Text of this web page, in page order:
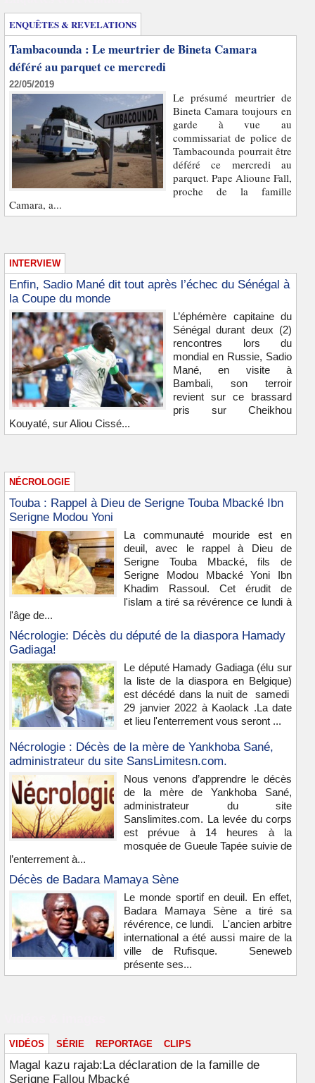
ENQUÊTES & REVELATIONS
Tambacounda : Le meurtrier de Bineta Camara
déféré au parquet ce mercredi
22/05/2019
Le présumé meurtrier de
Bineta Camara toujours en
garde à vue au
commissariat de police de
Tambacounda pourrait être
déféré ce mercredi au
parquet. Pape Alioune Fall,
proche de la famille
Camara, a...
INTERVIEW
Enfin, Sadio Mané dit tout après l’échec du Sénégal à
la Coupe du monde
L’éphémère capitaine du
Sénégal durant deux (2)
rencontres lors du
mondial en Russie, Sadio
Mané, en visite à
Bambali, son terroir
revient sur ce brassard
pris sur Cheikhou
Kouyaté, sur Aliou Cissé...
NÉCROLOGIE
Touba : Rappel à Dieu de Serigne Touba Mbacké Ibn
Serigne Modou Yoni
La communauté mouride est en
deuil, avec le rappel à Dieu de
Serigne Touba Mbacké, fils de
Serigne Modou Mbacké Yoni Ibn
Khadim Rassoul. Cet érudit de
l'islam a tiré sa révérence ce lundi à
l'âge de...
Nécrologie: Décès du député de la diaspora Hamady
Gadiaga!
Le député Hamady Gadiaga (élu sur
la liste de la diaspora en Belgique)
est décédé dans la nuit de samedi
29 janvier 2022 à Kaolack .La date
et lieu l'enterrement vous seront ...
Nécrologie : Décès de la mère de Yankhoba Sané,
administrateur du site SansLimitesn.com.
Nous venons d’apprendre le décès
de la mère de Yankhoba Sané,
administrateur du site
Sanslimites.com. La levée du corps
est prévue à 14 heures à la
mosquée de Gueule Tapée suivie de
l’enterrement à...
Décès de Badara Mamaya Sène
Le monde sportif en deuil. En effet,
Badara Mamaya Sène a tiré sa
révérence, ce lundi. L'ancien arbitre
international a été aussi maire de la
ville de Rufisque. Seneweb
présente ses...
VIDÉOS SÉRIE REPORTAGE CLIPS
Magal kazu rajab:La déclaration de la famille de
Serigne Fallou Mbacké